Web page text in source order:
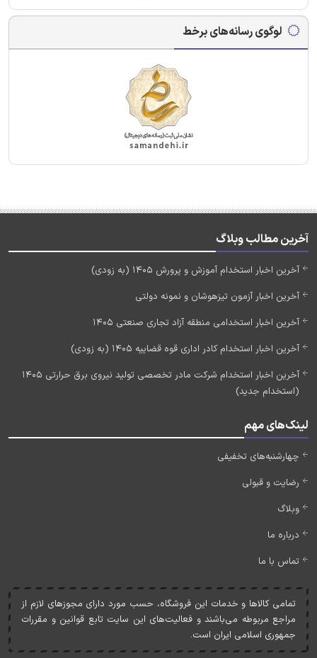
لوگوی رسانه‌های برخط
آخرین مطالب وبلاگ
آخرین اخبار استخدام آموزش و پرورش 1405 (به زودی)
آخرین اخبار آزمون تیزهوشان و نمونه دولتی
آخرین اخبار استخدامی منطقه آزاد تجاری صنعتی 1405
آخرین اخبار استخدام کادر اداری قوه قضاییه 1405 (به زودی)
آخرین اخبار استخدام شرکت مادر تخصصی تولید نیروی برق حرارتی 1405
(استخدام جدید)
لینک‌های مهم
چهارشنبه‌های تخفیفی
رضایت و قبولی
وبلاگ
درباره ما
تماس با ما
تمامی کالاها و خدمات اين فروشگاه، حسب مورد دارای مجوزهای لازم از
مراجع مربوطه می‌باشند و فعاليت‌های اين سايت تابع قوانين و مقررات
جمهوری اسلامی ايران است.